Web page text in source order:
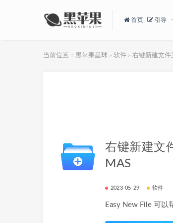
首页 引导
当前位置： 黑苹果星球 > 软件 > 右键新建文件
右键新建文
MAS
2023-05-29 软件
Easy New File 可以